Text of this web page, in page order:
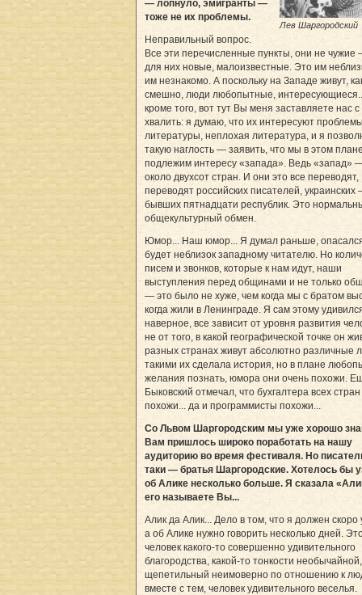
Лев Шаргородский
— лопнуло, эмигранты —
тоже не их проблемы.
Неправильный вопрос.
Все эти перечисленные пункты, они не чужие
для них новые, малоизвестные. Это им
им незнакомо. А поскольку на Западе живут,
смешно, люди любопытные,
кроме того, вот тут Вы меня заставляете нас
хвалить: я думаю, что их интересуют
литературы, неплохая литература, и я
такую наглость — заявить, что мы в этом
подлежим интересу «запада». Ведь «запад»
около двухсот стран. И они это все переводят,
переводят российских писателей, украинских
бывших пятнадцати республик. Это
общекультурный обмен.
Юмор... Наш юмор... Я думал раньше,
будет неблизок западному читателю. Но
писем и звонков, которые к нам идут, наши
выступления перед общинами и не только
— это было не хуже, чем когда мы с братом
когда жили в Ленинграде. Я сам этому
наверное, все зависит от уровня развития
не от того, в какой географической точке он
разных странах живут абсолютно различные
такими их сделала история, но в плане
желания познать, юмора они очень похожи.
Быковский отмечал, что бухгалтера всех стран
похожи... да и программисты похожи...
Со Львом Шаргородским мы уже хорошо
Вам пришлось широко поработать на нашу
аудиторию во время фестиваля. Но
таки — братья Шаргородские. Хотелось бы
об Алике несколько больше. Я сказала
его называете Вы...
Алик да Алик... Дело в том, что я должен скоро
а об Алике нужно говорить несколько дней.
человек какого-то совершенно удивительного
благородства, какой-то тонкости необычайной,
щепетильный неимоверно по отношению к
вместе с тем, человек удивительного веселья.